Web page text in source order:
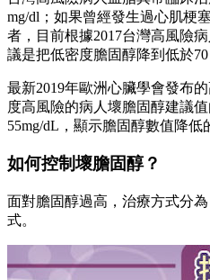
mg/dl；如果曾經發生過心肌梗
者，目前根據2017台灣高風險
議是把低密度膽固醇降到低於70
最新2019年歐洲心臟學會發布
度高風險的病人壞膽固醇建議
55mg/dL，顯示膽固醇數值降低
如何控制壞膽固醇？
面對膽固醇過高，治療方式分
式。